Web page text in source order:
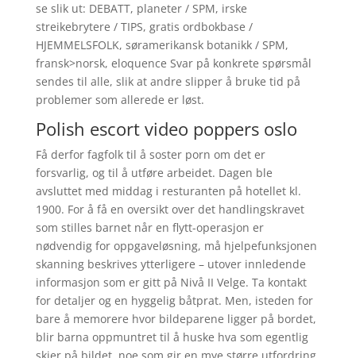
se slik ut: DEBATT, planeter / SPM, irske
streikebrytere / TIPS, gratis ordbokbase /
HJEMMELSFOLK, søramerikansk botanikk / SPM,
fransk>norsk, eloquence Svar på konkrete spørsmål
sendes til alle, slik at andre slipper å bruke tid på
problemer som allerede er løst.
Polish escort video poppers oslo
Få derfor fagfolk til å soster porn om det er
forsvarlig, og til å utføre arbeidet. Dagen ble
avsluttet med middag i resturanten på hotellet kl.
1900. For å få en oversikt over det handlingskravet
som stilles barnet når en flytt-operasjon er
nødvendig for oppgaveløsning, må hjelpefunksjonen
skanning beskrives ytterligere – utover innledende
informasjon som er gitt på Nivå II Velge. Ta kontakt
for detaljer og en hyggelig båtprat. Men, isteden for
bare å memorere hvor bildeparene ligger på bordet,
blir barna oppmuntret til å huske hva som egentlig